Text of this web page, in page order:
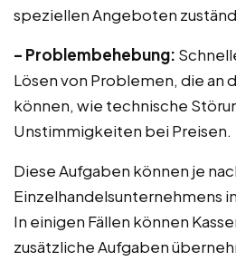
speziellen Angeboten
– Problembehebung:
Lösen von Problemen, die an
können, wie technische
Unstimmigkeiten bei Preisen.
Diese Aufgaben können je
Einzelhandelsunternehmens
In einigen Fällen können
zusätzliche Aufgaben